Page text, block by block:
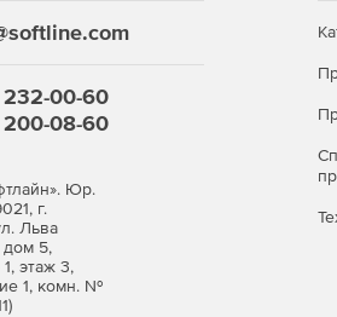
00-60
08-60
Юр.
г.
Льва
дом 5,
этаж 3,
1, комн. №